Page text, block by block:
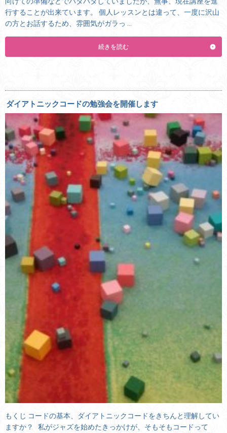
行することが出来ています。 個人レッスンとは違って、一度に沢山
の方とお話するため、雰囲気がガラっ …
続きを読む
ダイアトニックコードの勉強会を開催します
もくじ コードの基本、ダイアトニックコードをきちんと理解してい
ますか？ 私がジャズを始めたきっかけが、そもそもコードって